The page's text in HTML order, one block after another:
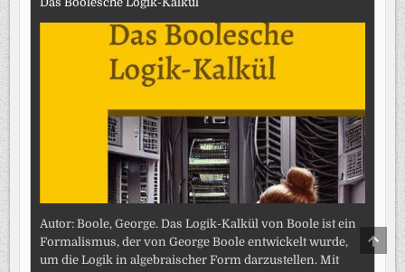
Autor: Boole, George. Das Logik-Kalkül von Boole ist ein
Formalismus, der von George Boole entwickelt wurde,
um die Logik in algebraischer Form darzustellen. Mit
TO
TOP